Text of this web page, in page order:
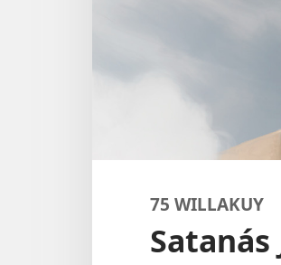
75 WILLAKUY